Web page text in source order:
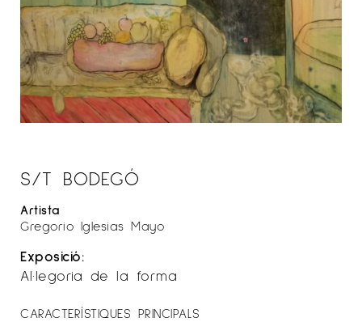
S/T BODEGÓ
Artista
Gregorio Iglesias Mayo
Exposició:
Al·legoria de la forma
CARACTERÍSTIQUES PRINCIPALS